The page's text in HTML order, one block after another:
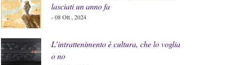
lasciati un anno fa
- 08 Ott , 2024
L’intrattenimento è cultura, che lo voglia
o no